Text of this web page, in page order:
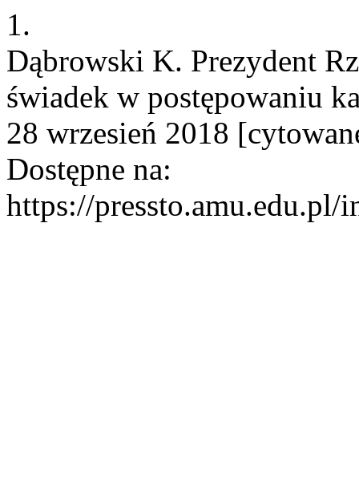
1.
Dąbrowski K. Prezydent
świadek w postępowaniu
28 wrzesień 2018
Dostępne na:
https://